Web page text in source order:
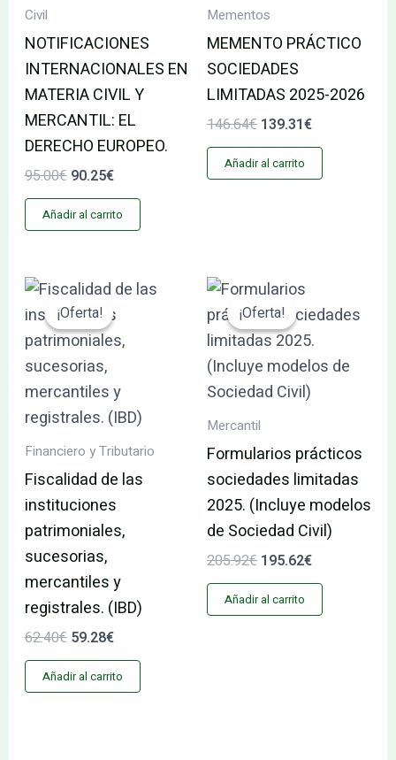
Civil
NOTIFICACIONES
INTERNACIONALES EN
MATERIA CIVIL Y
MERCANTIL: EL
DERECHO EUROPEO.
95.00€ 90.25€
Añadir al carrito
Mementos
MEMENTO PRÁCTICO
SOCIEDADES
LIMITADAS 2025-2026
146.64€ 139.31€
Añadir al carrito
¡Oferta!
¡Oferta!
Financiero y Tributario
Fiscalidad de las
instituciones
patrimoniales,
sucesorias,
mercantiles y
registrales. (IBD)
62.40€
El
precio
original
era:
62.40€.
59.28€
El
actual
es:
Añadir al carrito
¡Oferta!
¡Oferta!
Mercantil
Formularios prácticos
sociedades limitadas
2025. (Incluye modelos
de Sociedad Civil)
205.92€
El
precio
original
era:
205.92€.
195.62€
precio
actual
es:
195.62€.
Añadir al carrito